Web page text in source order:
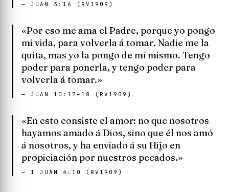
— JUAN 3:16 (RV1909)
«Por eso me ama el Padre, porque yo pongo
mi vida, para volverla á tomar. Nadie me la
quita, mas yo la pongo de mí mismo. Tengo
poder para ponerla, y tengo poder para
volverla á tomar.»
— JUAN 10:17–18 (RV1909)
«En esto consiste el amor: no que nosotros
hayamos amado á Dios, sino que él nos amó
á nosotros, y ha enviado á su Hijo en
propiciación por nuestros pecados.»
— 1 JUAN 4:10 (RV1909)